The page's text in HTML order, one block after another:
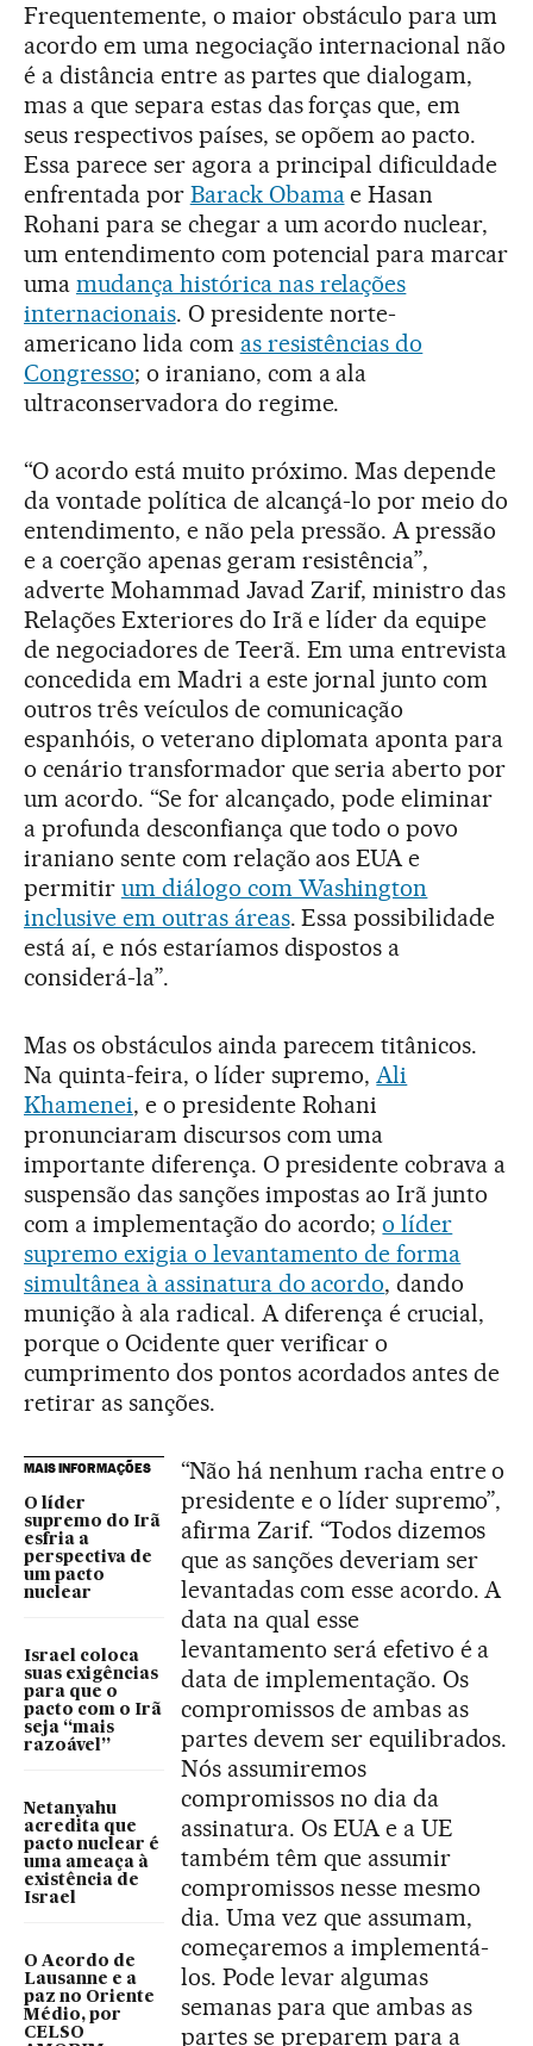
Frequentemente, o maior obstáculo para um
acordo em uma negociação internacional não
é a distância entre as partes que dialogam,
mas a que separa estas das forças que, em
seus respectivos países, se opõem ao pacto.
Essa parece ser agora a principal dificuldade
enfrentada por Barack Obamae Hasan
Rohani para se chegar a um acordo nuclear,
um entendimento com potencial para marcar
uma mudança histórica nas relações
internacionais. O presidente norte-
americano lida com as resistências do
Congresso; o iraniano, com a ala
ultraconservadora do regime.
“O acordo está muito próximo. Mas depende
da vontade política de alcançá-lo por meio do
entendimento, e não pela pressão. A pressão
e a coerção apenas geram resistência”,
adverte Mohammad Javad Zarif, ministro das
Relações Exteriores do Irã e líder da equipe
de negociadores de Teerã. Em uma entrevista
concedida em Madri a este jornal junto com
outros três veículos de comunicação
espanhóis, o veterano diplomata aponta para
o cenário transformador que seria aberto por
um acordo. “Se for alcançado, pode eliminar
a profunda desconfiança que todo o povo
iraniano sente com relação aos EUA e
permitir um diálogo com Washington
inclusive em outras áreas. Essa possibilidade
está aí, e nós estaríamos dispostos a
considerá-la”.
Mas os obstáculos ainda parecem titânicos.
Na quinta-feira, o líder supremo,Ali
Khamenei, e o presidente Rohani
pronunciaram discursos com uma
importante diferença. O presidente cobrava a
suspensão das sanções impostas ao Irã junto
com a implementação do acordo;o líder
supremo exigia o levantamento de forma
simultânea à assinatura do acordo, dando
munição à ala radical. A diferença é crucial,
porque o Ocidente quer verificar o
cumprimento dos pontos acordados antes de
retirar as sanções.
MAIS INFORMAÇÕES
O líder
supremo do Irã
esfria a
perspectiva de
um pacto
nuclear
Israel coloca
suas exigências
para que o
pacto com o Irã
seja “mais
razoável”
Netanyahu
acredita que
pacto nuclear é
uma ameaça à
existência de
Israel
O Acordo de
Lausanne e a
paz no Oriente
Médio, por
CELSO
“Não há nenhum racha entre o
presidente e o líder supremo”,
afirma Zarif. “Todos dizemos
que as sanções deveriam ser
levantadas com esse acordo. A
data na qual esse
levantamento será efetivo é a
data de implementação. Os
compromissos de ambas as
partes devem ser equilibrados.
Nós assumiremos
compromissos no dia da
assinatura. Os EUA e a UE
também têm que assumir
compromissos nesse mesmo
dia. Uma vez que assumam,
começaremos a implementá-
los. Pode levar algumas
semanas para que ambas as
partes se preparem para a